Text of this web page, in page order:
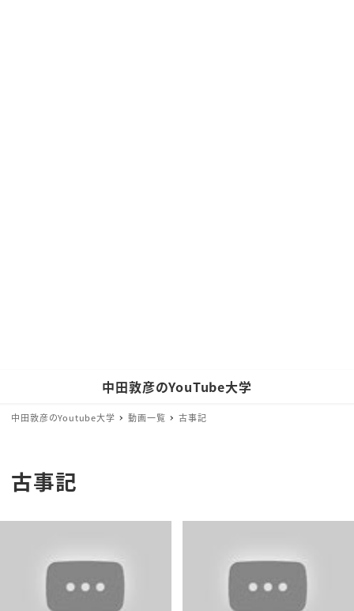
中田敦彦のYouTube大学
中田敦彦のYoutube大学 動画一覧 古事記
古事記